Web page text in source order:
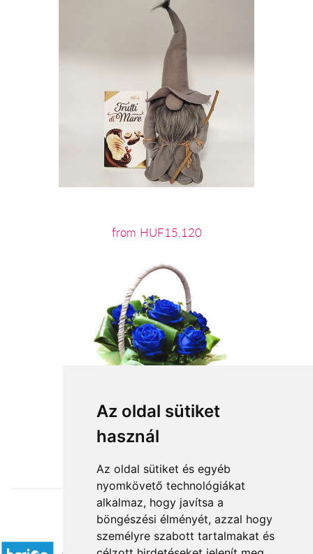
Az oldal sütiket
használ
Az oldal sütiket és egyéb
nyomkövető technológiákat
alkalmaz, hogy javítsa a
böngészési élményét, azzal hogy
személyre szabott tartalmakat és
from HUF15,120
from HUF28,000
Accepted payment methods